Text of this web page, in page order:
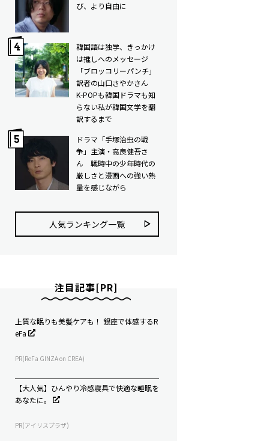
び、より自由に
韓国語は独学、きっかけ
は推しへのメッセージ
「ブロッコリーパンチ」
訳者の山口さやかさん
K-POPも韓国ドラマも知
らない私が韓国文学を翻
訳するまで
ドラマ「手塚治虫の戦
争」主演・高良健吾さ
ん 戦時中の少年時代の
厳しさと漫画への強い熱
量を感じながら
人気ランキング⼀覧
注目記事[PR]
上質な眠りも美髪ケアも！ 銀座で体感するR
eFa
PR(ReFa GINZA on CREA)
【大人気】ひんやり冷感寝具で快適な睡眠を
あなたに。
PR(アイリスプラザ)